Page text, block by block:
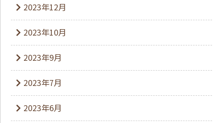
2023年12月
2023年10月
2023年9月
2023年7月
2023年6月